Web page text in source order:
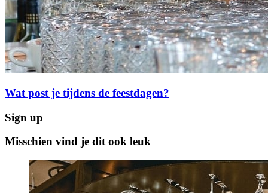
Wat post je tijdens de feestdagen?
Sign up
Misschien vind je dit ook leuk